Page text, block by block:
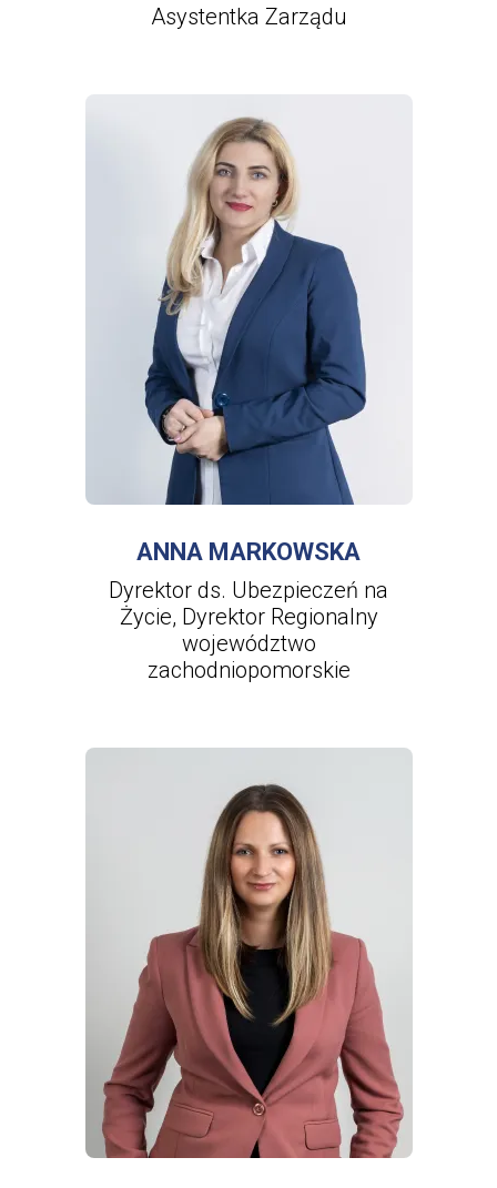
Asystentka Zarządu
WIĘCEJ INFORMACJI
O
ANNA
MARKOWSKA
ANNA MARKOWSKA
Dyrektor ds. Ubezpieczeń na
Życie, Dyrektor Regionalny
województwo
zachodniopomorskie
WIĘCEJ INFORMACJI
O
MAGDALENA
BIZOŃ